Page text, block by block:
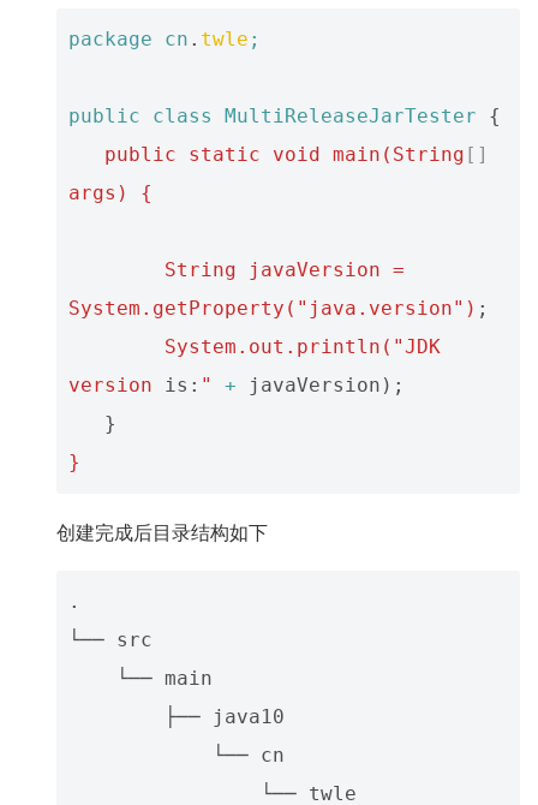
package cn . twle ;
public class MultiReleaseJarTester
{
public
static void main(String []
args)
{
String javaVersion =
System.getProperty("java.version") ;
System.out.println("JDK
version
is : " + javaVersion );
}
}
创建完成后目录结构如下
.
└── src